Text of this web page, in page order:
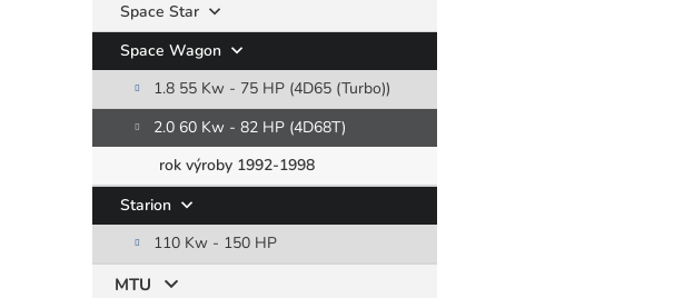
Space Star
Space Wagon
1.8 55 Kw - 75 HP (4D65 (Turbo))
2.0 60 Kw - 82 HP (4D68T)
rok výroby 1992-1998
Starion
110 Kw - 150 HP
MTU